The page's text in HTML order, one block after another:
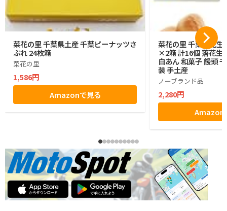
菜花の里 千葉県土産 千葉ピーナッツさ
ぶれ 24枚箱
菜花の里
1,586円
Amazonで見る
菜花の里 千葉落花生
×2箱 計16個 落花生
白あん 和菓子 饅頭
装 手土産
ノーブランド品
2,280円
Amazon